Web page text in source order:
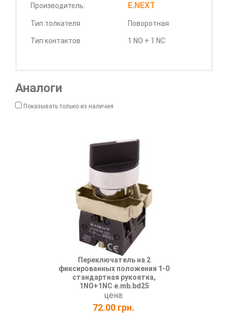
Производитель: E.NEXT
Тип толкателя Поворотная
Тип контактов 1 NO + 1 NC
Аналоги
Показывать только из наличия
Переключатель на 2
фиксированных положения 1-0
стандартная рукоятка,
1NO+1NC e.mb.bd25
цена:
72.00 грн.